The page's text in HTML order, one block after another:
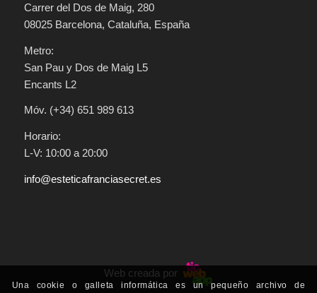
Carrer del Dos de Maig, 280
08025 Barcelona, Cataluña, España
Metro:
San Pau y Dos de Maig L5
Encants L2
Móv. (+34) 651 989 613
Horario:
L-V: 10:00 a 20:00
info@esteticafranciasecret.es
Web creada por
Una cookie o galleta informática es un pequeño archivo de